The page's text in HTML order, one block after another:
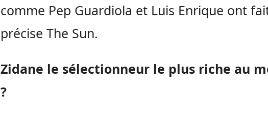
comme Pep Guardiola et Luis Enrique ont
précise The Sun.
Zidane le sélectionneur le plus riche au
?